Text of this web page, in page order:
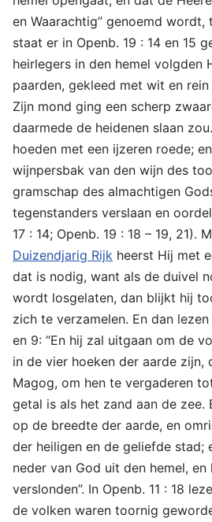
en Waarachtig” genoemd wordt,
staat er in Openb. 19 : 14 en 15
heirlegers in den hemel volgden
paarden, gekleed met wit en
Zijn mond ging een scherp
daarmede de heidenen slaan
hoeden met een ijzeren roede;
wijnpersbak van den wijn des
gramschap des almachtigen
tegenstanders verslaan en
17 : 14; Openb. 19 : 18 – 19, 21).
Duizendjarig Rijk heerst Hij met
dat is nodig, want als de duivel
wordt losgelaten, dan blijkt hij
zich te verzamelen. En dan
en 9: “En hij zal uitgaan om de
in de vier hoeken der aarde zijn,
Magog, om hen te vergaderen
getal is als het zand aan de zee.
op de breedte der aarde, en
der heiligen en de geliefde stad;
neder van God uit den hemel, en
verslonden”. In Openb. 11 : 18
de volken waren toornig